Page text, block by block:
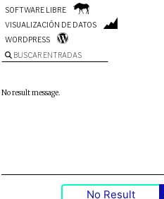
SOFTWARE LIBRE
VISUALIZACIÓN DE DATOS
WORDPRESS
BUSCAR ENTRADAS
No result message.
No Result